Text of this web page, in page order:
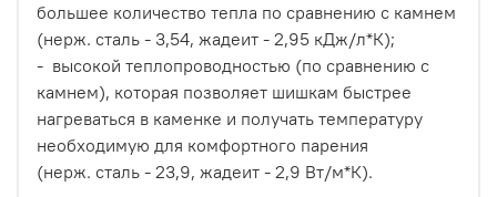
большее количество тепла по сравнению с камнем
(нерж. сталь - 3,54, жадеит - 2,95 кДж/л*К);
- высокой теплопроводностью (по сравнению с
камнем), которая позволяет шишкам быстрее
нагреваться в каменке и получать температуру
необходимую для комфортного парения
(нерж. сталь - 23,9, жадеит - 2,9 Вт/м*К).